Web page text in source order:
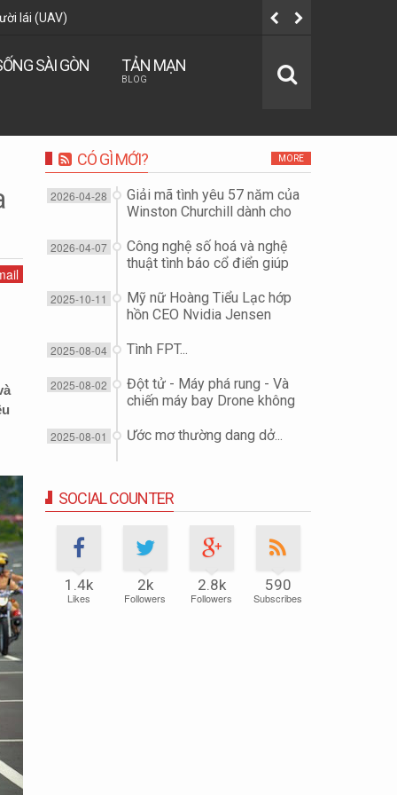
lái (UAV)
SÀI GÒN TẢN MẠN
BLOG
CÓ GÌ MỚI? MORE
Giải mã tình yêu 57 năm của
Winston Churchill dành cho
2026-04-28
Công nghệ số hoá và nghệ
thuật tình báo cổ điển giúp
15E" như thế nào?
2026-04-07
Mỹ nữ Hoàng Tiểu Lạc hớp
hồn CEO Nvidia Jensen
chip?
2025-10-11
Tình FPT...
2025-08-04
Đột tử - Máy phá rung - Và
chiến máy bay Drone không
2025-08-02
Ước mơ thường dang dở...
2025-08-01
SOCIAL COUNTER
1.4k
Likes
2k
Followers
2.8k
Followers
590
Subscribes